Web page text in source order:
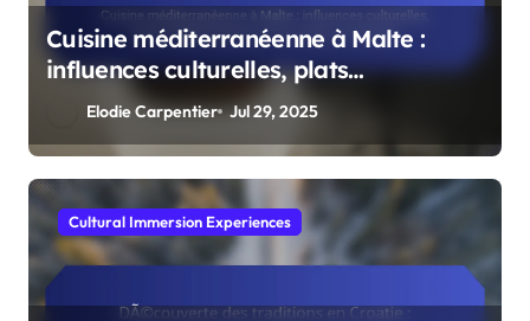
Cuisine méditerranéenne à Malte :
influences culturelles, plats
emblématiques et techniques
Elodie Carpentier Jul 29, 2025
Cultural Immersion Experiences